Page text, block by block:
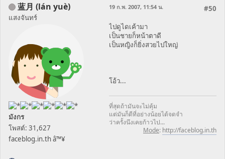
蓝月 (lán yuè)
แสงจันทร์
มังกร
โพสต์: 31,627
faceblog.in.th â™¥
#50
19 ก.พ. 2007, 11:54 น.
ไปดูไดเค้ามา
เป็นชายก็หน้าตาดี
เป็นหญิงก็ยิ่งสวยไปใหญ่
โอ้ว...
ที่สุดถ้ามันจะไม่คุ้ม
แต่มันก็ดีที่อย่างน้อยได้จดจำ
ว่าครั้งนึงเคยก้าวไป...
Mode: http://faceblog.in.th